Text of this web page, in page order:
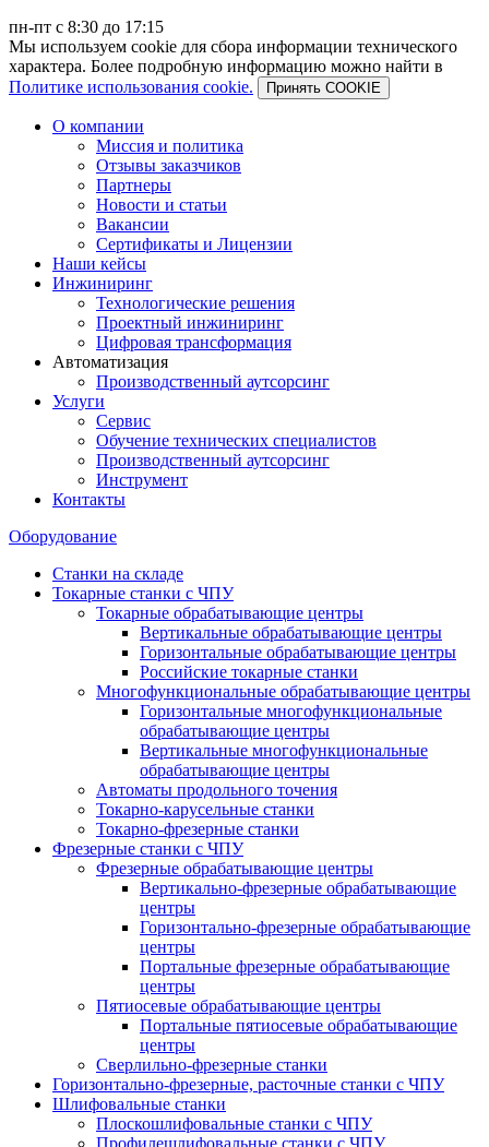
пн-пт с 8:30 до 17:15
Мы используем cookie для сбора информации технического
характера. Более подробную информацию можно найти в
Политике использования cookie.
Принять COOKIE
О компании
Миссия и политика
Отзывы заказчиков
Партнеры
Новости и статьи
Вакансии
Сертификаты и Лицензии
Наши кейсы
Инжиниринг
Технологические решения
Проектный инжиниринг
Цифровая трансформация
Автоматизация
Производственный аутсорсинг
Услуги
Сервис
Обучение технических специалистов
Производственный аутсорсинг
Инструмент
Контакты
Оборудование
Станки на складе
Токарные станки с ЧПУ
Токарные обрабатывающие центры
Вертикальные обрабатывающие центры
Горизонтальные обрабатывающие центры
Российские токарные станки
Многофункциональные обрабатывающие центры
Горизонтальные многофункциональные
обрабатывающие центры
Вертикальные многофункциональные
обрабатывающие центры
Автоматы продольного точения
Токарно-карусельные станки
Токарно-фрезерные станки
Фрезерные станки с ЧПУ
Фрезерные обрабатывающие центры
Вертикально-фрезерные обрабатывающие
центры
Горизонтально-фрезерные обрабатывающие
центры
Портальные фрезерные обрабатывающие
центры
Пятиосевые обрабатывающие центры
Портальные пятиосевые обрабатывающие
центры
Сверлильно-фрезерные станки
Горизонтально-фрезерные, расточные станки с ЧПУ
Шлифовальные станки
Плоскошлифовальные станки с ЧПУ
Профилешлифовальные станки с ЧПУ